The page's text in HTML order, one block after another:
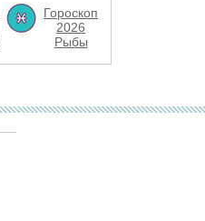
Гороскоп
2026
Рыбы